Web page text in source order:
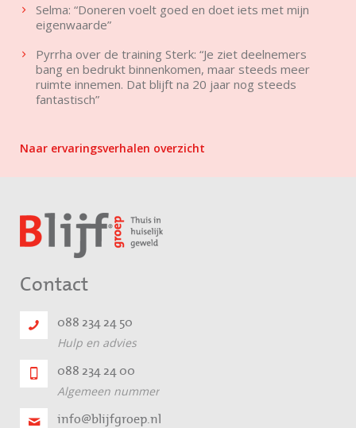
Selma: “Doneren voelt goed en doet iets met mijn
eigenwaarde”
Pyrrha over de training Sterk: “Je ziet deelnemers
bang en bedrukt binnenkomen, maar steeds meer
ruimte innemen. Dat blijft na 20 jaar nog steeds
fantastisch”
Naar ervaringsverhalen overzicht
Contact
088 234 24 50
Hulp en advies
088 234 24 00
Algemeen nummer
info@blijfgroep.nl